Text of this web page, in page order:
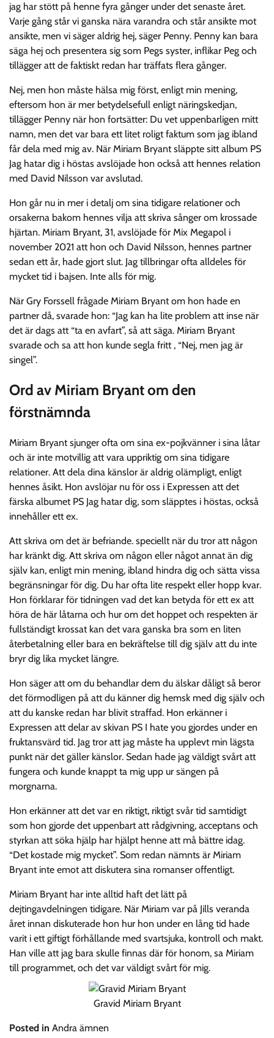
jag har stött på henne fyra gånger under det senaste året.
Varje gång står vi ganska nära varandra och står ansikte mot
ansikte, men vi säger aldrig hej, säger Penny. Penny kan bara
säga hej och presentera sig som Pegs syster, inflikar Peg och
tillägger att de faktiskt redan har träffats flera gånger.
Nej, men hon måste hälsa mig först, enligt min mening,
eftersom hon är mer betydelsefull enligt näringskedjan,
tillägger Penny när hon fortsätter: Du vet uppenbarligen mitt
namn, men det var bara ett litet roligt faktum som jag ibland
får dela med mig av. När Miriam Bryant släppte sitt album PS
Jag hatar dig i höstas avslöjade hon också att hennes relation
med David Nilsson var avslutad.
Hon går nu in mer i detalj om sina tidigare relationer och
orsakerna bakom hennes vilja att skriva sånger om krossade
hjärtan. Miriam Bryant, 31, avslöjade för Mix Megapol i
november 2021 att hon och David Nilsson, hennes partner
sedan ett år, hade gjort slut. Jag tillbringar ofta alldeles för
mycket tid i bajsen. Inte alls för mig.
När Gry Forssell frågade Miriam Bryant om hon hade en
partner då, svarade hon: “Jag kan ha lite problem att inse när
det är dags att “ta en avfart”, så att säga. Miriam Bryant
svarade och sa att hon kunde segla fritt , “Nej, men jag är
singel”.
Ord av Miriam Bryant om den
förstnämnda
Miriam Bryant sjunger ofta om sina ex-pojkvänner i sina låtar
och är inte motvillig att vara uppriktig om sina tidigare
relationer. Att dela dina känslor är aldrig olämpligt, enligt
hennes åsikt. Hon avslöjar nu för oss i Expressen att det
färska albumet PS Jag hatar dig, som släpptes i höstas, också
innehåller ett ex.
Att skriva om det är befriande. speciellt när du tror att någon
har kränkt dig. Att skriva om någon eller något annat än dig
själv kan, enligt min mening, ibland hindra dig och sätta vissa
begränsningar för dig. Du har ofta lite respekt eller hopp kvar.
Hon förklarar för tidningen vad det kan betyda för ett ex att
höra de här låtarna och hur om det hoppet och respekten är
fullständigt krossat kan det vara ganska bra som en liten
återbetalning eller bara en bekräftelse till dig själv att du inte
bryr dig lika mycket längre.
Hon säger att om du behandlar dem du älskar dåligt så beror
det förmodligen på att du känner dig hemsk med dig själv och
att du kanske redan har blivit straffad. Hon erkänner i
Expressen att delar av skivan PS I hate you gjordes under en
fruktansvärd tid. Jag tror att jag måste ha upplevt min lägsta
punkt när det gäller känslor. Sedan hade jag väldigt svårt att
fungera och kunde knappt ta mig upp ur sängen på
morgnarna.
Hon erkänner att det var en riktigt, riktigt svår tid samtidigt
som hon gjorde det uppenbart att rådgivning, acceptans och
styrkan att söka hjälp har hjälpt henne att må bättre idag.
“Det kostade mig mycket”. Som redan nämnts är Miriam
Bryant inte emot att diskutera sina romanser offentligt.
Miriam Bryant har inte alltid haft det lätt på
dejtingavdelningen tidigare. När Miriam var på Jills veranda
året innan diskuterade hon hur hon under en lång tid hade
varit i ett giftigt förhållande med svartsjuka, kontroll och makt.
Han ville att jag bara skulle finnas där för honom, sa Miriam
till programmet, och det var väldigt svårt för mig.
Gravid Miriam Bryant
Posted in Andra ämnen